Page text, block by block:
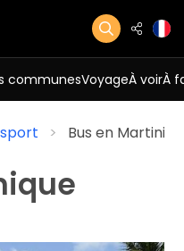
communesVoyageÀ voirÀ
Bus en